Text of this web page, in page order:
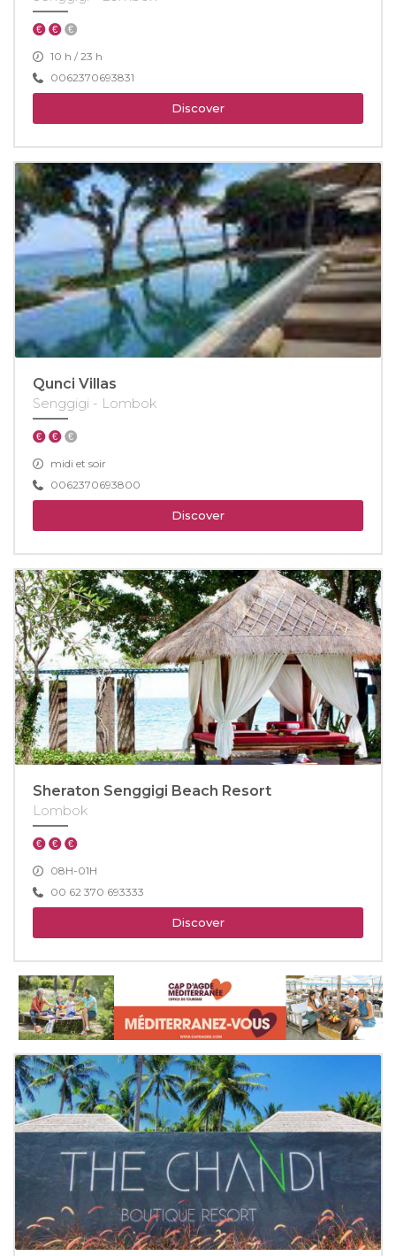
10 h / 23 h
0062370693831
Discover
Qunci Villas
Senggigi - Lombok
midi et soir
0062370693800
Discover
Sheraton Senggigi Beach Resort
Lombok
08H-01H
00 62 370 693333
Discover